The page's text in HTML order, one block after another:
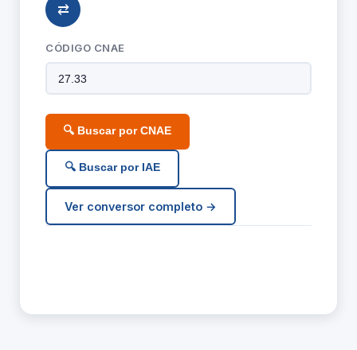
⇄
CÓDIGO CNAE
🔍 Buscar por CNAE
🔍 Buscar por IAE
Ver conversor completo →